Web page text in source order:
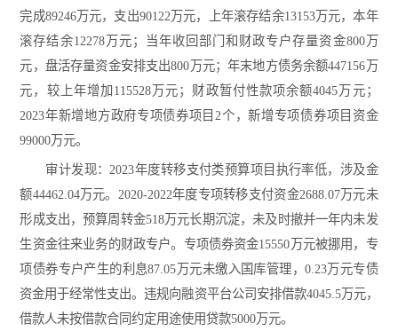
完成89246万元，支出90122万元，上年滚存结余13153万元，本年
滚存结余12278万元；当年收回部门和财政专户存量资金800万
元，盘活存量资金安排支出800万元；年末地方债务余额447156万
元，较上年增加115528万元；财政暂付性款项余额4045万元；
2023年新增地方政府专项债券项目2个，新增专项债券项目资金
99000万元。
审计发现：2023年度转移支付类预算项目执行率低，涉及金
额44462.04万元。2020-2022年度专项转移支付资金2688.07万元未
形成支出，预算周转金518万元长期沉淀，未及时撤并一年内未发
生资金往来业务的财政专户。专项债券资金15550万元被挪用，专
项债券专户产生的利息87.05万元未缴入国库管理，0.23万元专债
资金用于经常性支出。违规向融资平台公司安排借款4045.5万元，
借款人未按借款合同约定用途使用贷款5000万元。